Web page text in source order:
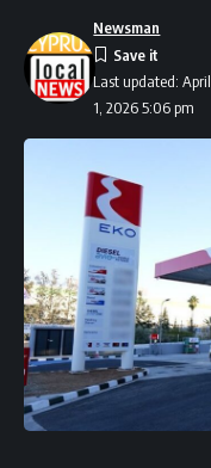
Last updated: April
1, 2026 5:06 pm
Newsman